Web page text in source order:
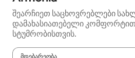
შეარჩიეთ საცხოვრებლები
დამახასიათებელი
სტუმრობისთვის.
მდებარეობა